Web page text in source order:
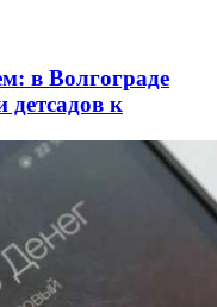
в Волгограде
детсадов к
девушка
с ножом